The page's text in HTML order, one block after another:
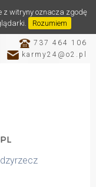
z witryny oznacza zgodę
Rozumiem
737 464 106
karmy24@o2.pl